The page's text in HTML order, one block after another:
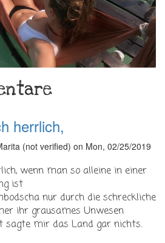
herrlich,
(not verified) on Mon, 02/25/2019
wenn man so alleine in einer
ist
nur durch die schreckliche
ihr grausames Unwesen
sagte mir das Land gar nichts.